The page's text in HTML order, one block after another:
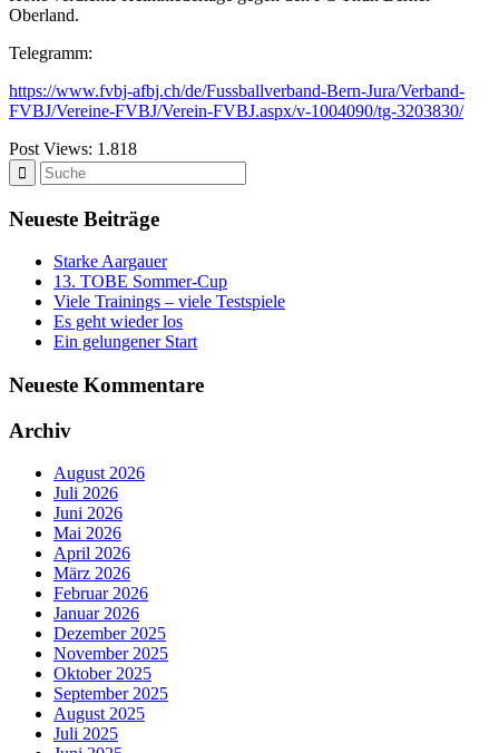
Oberland.
Telegramm:
https://www.fvbj-afbj.ch/de/Fussballverband-Bern-Jura/Verband-
FVBJ/Vereine-FVBJ/Verein-FVBJ.aspx/v-1004090/tg-3203830/
Post Views: 1.818
Neueste Beiträge
Starke Aargauer
13. TOBE Sommer-Cup
Viele Trainings – viele Testspiele
Es geht wieder los
Ein gelungener Start
Neueste Kommentare
Archiv
August 2026
Juli 2026
Juni 2026
Mai 2026
April 2026
März 2026
Februar 2026
Januar 2026
Dezember 2025
November 2025
Oktober 2025
September 2025
August 2025
Juli 2025